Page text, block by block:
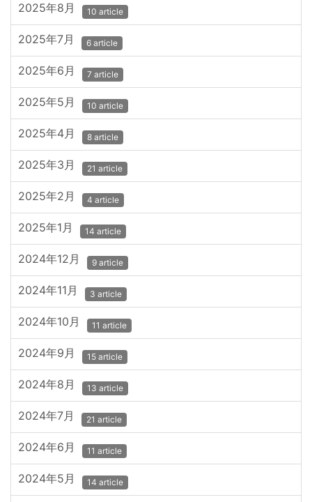
2025年8月 10 article
2025年7月 6 article
2025年6月 7 article
2025年5月 10 article
2025年4月 8 article
2025年3月 21 article
2025年2月 4 article
2025年1月 14 article
2024年12月 9 article
2024年11月 3 article
2024年10月 11 article
2024年9月 15 article
2024年8月 13 article
2024年7月 21 article
2024年6月 11 article
2024年5月 14 article